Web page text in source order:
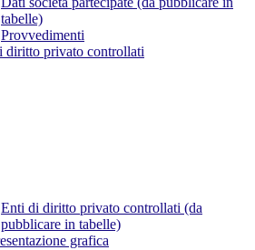
tabelle)
Provvedimenti
diritto privato controllati
Enti di diritto privato controllati (da
pubblicare in tabelle)
grafica